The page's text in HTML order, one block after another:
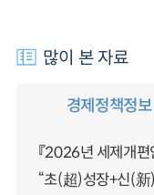
많이 본 자료
경제정책정보
『2026년 세제개편
“초(超)성장+신(新